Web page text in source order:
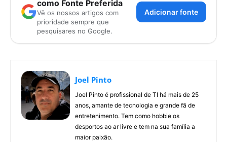
como Fonte Preferida
Vê os nossos artigos com
prioridade sempre que
pesquisares no Google.
Adicionar fonte
Joel Pinto
Joel Pinto é profissional de TI há mais de 25
anos, amante de tecnologia e grande fã de
entretenimento. Tem como hobbie os
desportos ao ar livre e tem na sua família a
maior paixão.